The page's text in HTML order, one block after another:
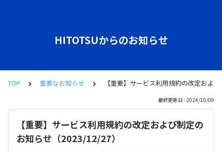
HITOTSUからのお知らせ
TOP 重要なお知らせ 【重要】サービス利用規約の改定およ
最終更新日 : 2024/10/09
【重要】サービス利用規約の改定および制定の
お知らせ（2023/12/27）